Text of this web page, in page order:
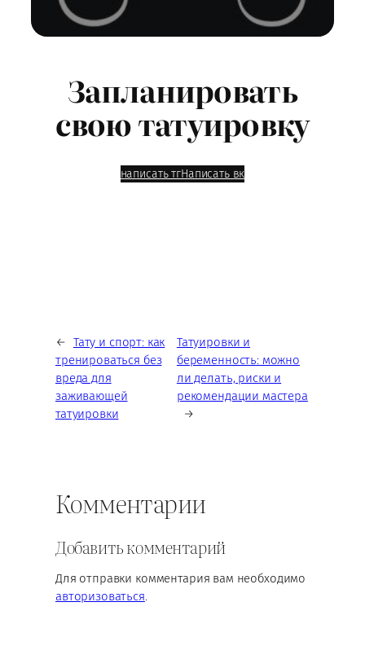
Запланировать
свою татуировку
написать тгНаписать вк
← Тату и спорт: как
тренироваться без
вреда для
заживающей
татуировки
Татуировки и
беременность: можно
ли делать, риски и
рекомендации мастера
→
Комментарии
Добавить комментарий
Для отправки комментария вам необходимо
авторизоваться.